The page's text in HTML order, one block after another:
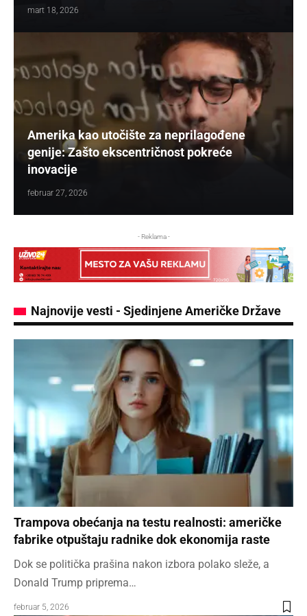
mart 18, 2026
Amerika kao utočište za neprilagođene
genije: Zašto ekscentričnost pokreće
inovacije
februar 27, 2026
- Reklama -
Najnovije vesti - Sjedinjene Američke Države
Trampova obećanja na testu realnosti: američke
fabrike otpuštaju radnike dok ekonomija raste
Dok se politička prašina nakon izbora polako sleže, a
Donald Trump priprema…
februar 5, 2026